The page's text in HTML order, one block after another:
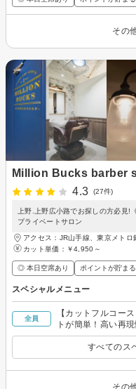
その
Million Bucks barber
4.3
(27件)
上野.上野広小路でお探しの方必見!
プライベートサロン
アクセス：JR山手線、東京メト
カット単価： ￥4,950～
◎ 本日空席あり ポイントが貯ま
スペシャルメニュー
全員
【カットフルコー
トが簡単！高い再現
すべてのス